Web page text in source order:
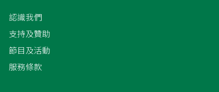
認識我們
支持及贊助
節目及活動
服務條款